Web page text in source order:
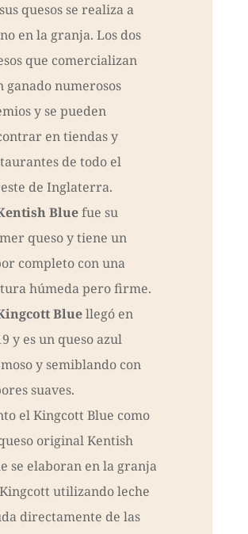
quesos se realiza a
en la granja. Los dos
que comercializan
ganado numerosos
y se pueden
en tiendas y
de todo el
de Inglaterra.
Bluefue su
queso y tiene un
completo con una
húmeda pero firme.
Bluellegó en
y es un queso azul
y semiblando con
suaves.
el Kingcott Blue como
original Kentish
se elaboran en la granja
utilizando leche
directamente de las